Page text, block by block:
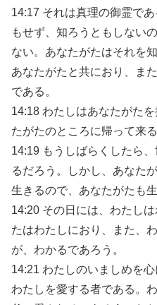
14:17 それは真理の御霊で
もせず、知ろうともしない
ない。あなたがたはそれを
あなたがたと共におり、ま
である。
14:18 わたしはあなたがた
たがたのところに帰って来る
14:19 もうしばらくしたら
るだろう。しかし、あなた
生きるので、あなたがたも
14:20 その日には、わたし
たはわたしにおり、また、
が、わかるであろう。
14:21 わたしのいましめを
わたしを愛する者である。